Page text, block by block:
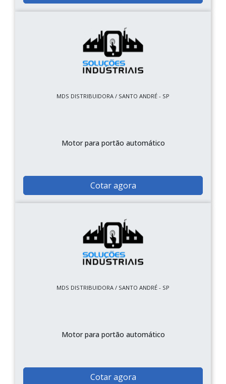
MDS DISTRIBUIDORA / SANTO ANDRÉ - SP
Motor para portão automático
Cotar agora
MDS DISTRIBUIDORA / SANTO ANDRÉ - SP
Motor para portão automático
Cotar agora